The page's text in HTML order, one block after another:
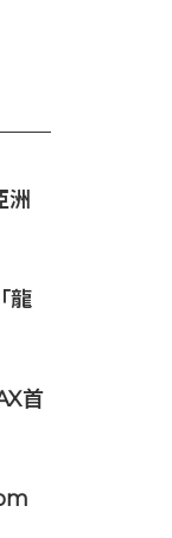
洲
龍
首